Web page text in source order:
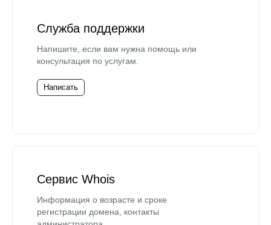
Служба поддержки
Напишите, если вам нужна помощь или
консультация по услугам.
Написать
Сервис Whois
Информация о возрасте и сроке
регистрации домена, контакты